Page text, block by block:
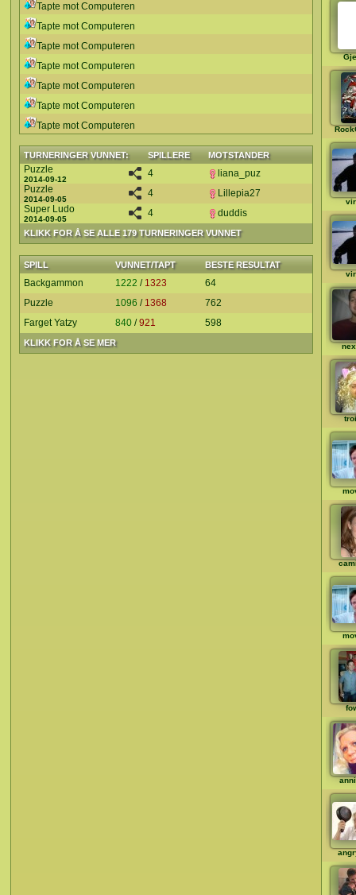
Tapte mot Computeren
Tapte mot Computeren
Tapte mot Computeren
Tapte mot Computeren
Tapte mot Computeren
Tapte mot Computeren
Tapte mot Computeren
TURNERINGER VUNNET: SPILLERE MOTSTANDER
KLIKK FOR Å SE ALLE 179 TURNERINGER VUNNET
Puzzle
2014-09-12
4
liana_puz
Puzzle
2014-09-05
4
Lillepia27
Super Ludo
2014-09-05
4 duddis
SPILL VUNNET/TAPT BESTE RESULTAT
KLIKK FOR Å SE MER
Backgammon 1222 / 1323
64
Puzzle
1096 / 1368
762
Farget Yatzy
840 /921 598